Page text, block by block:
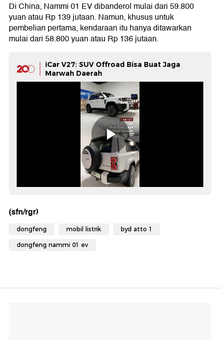
Di China, Nammi 01 EV dibanderol mulai dari 59.800
yuan atau Rp 139 jutaan. Namun, khusus untuk
pembelian pertama, kendaraan itu hanya ditawarkan
mulai dari 58.800 yuan atau Rp 136 jutaan.
iCar V27: SUV Offroad Bisa Buat Jaga
Marwah Daerah
(sfn/rgr)
dongfeng mobil listrik byd atto 1
dongfeng nammi 01 ev